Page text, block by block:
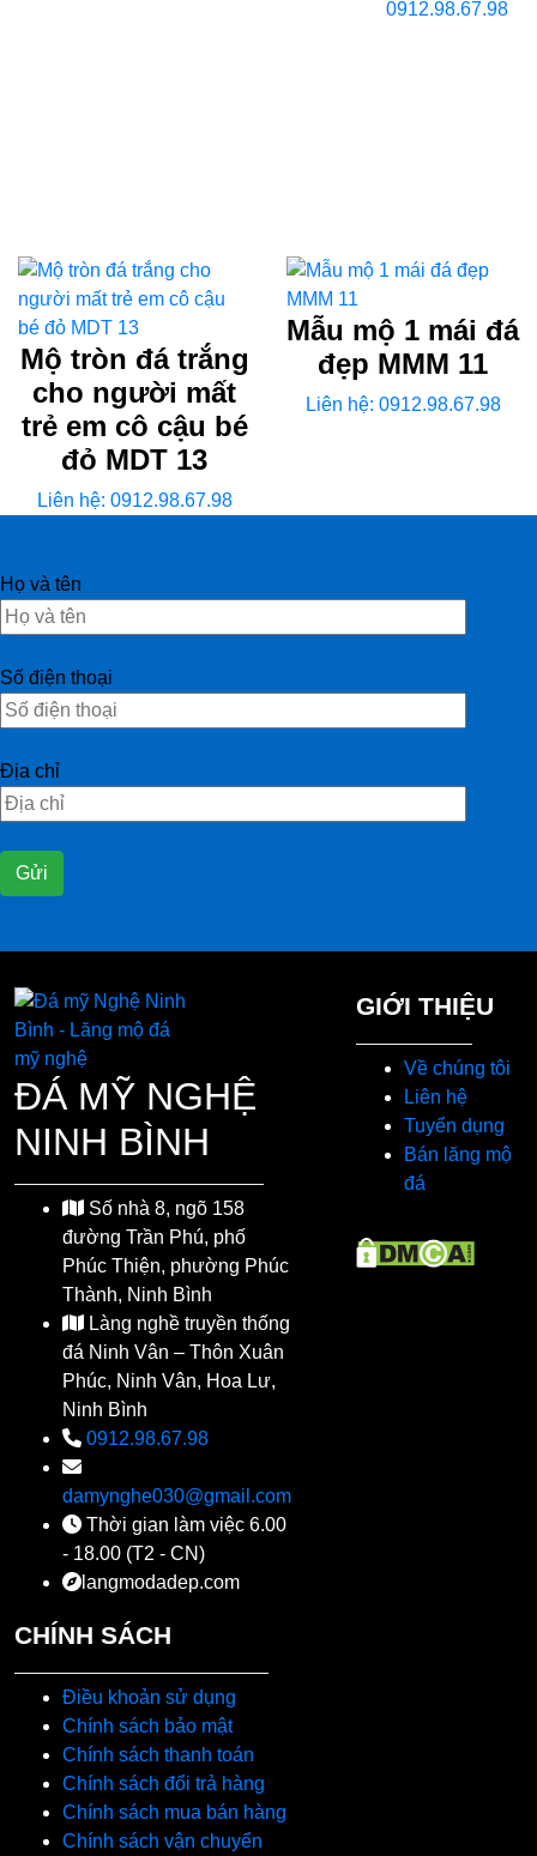
0912.98.67.98
Mộ tròn đá trắng
cho người mất
trẻ em cô cậu bé
đỏ MDT 13
Liên hệ: 0912.98.67.98
Mẫu mộ 1 mái đá
đẹp MMM 11
Liên hệ: 0912.98.67.98
Họ và tên
Số điện thoại
Địa chỉ
ĐÁ MỸ NGHỆ
NINH BÌNH
Số nhà 8, ngõ 158
đường Trần Phú, phố
Phúc Thiện, phường Phúc
Thành, Ninh Bình
Làng nghề truyền thống
đá Ninh Vân – Thôn Xuân
Phúc, Ninh Vân, Hoa Lư,
Ninh Bình
0912.98.67.98
damynghe030@gmail.com
Thời gian làm việc 6.00
- 18.00 (T2 - CN)
langmodadep.com
GIỚI THIỆU
Về chúng tôi
Liên hệ
Tuyển dụng
Bán lăng mộ
đá
CHÍNH SÁCH
Điều khoản sử dụng
Chính sách bảo mật
Chính sách thanh toán
Chính sách đổi trả hàng
Chính sách mua bán hàng
Chính sách vận chuyển